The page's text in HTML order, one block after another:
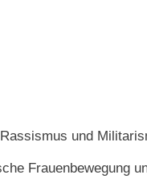
und
Frauenbewegung